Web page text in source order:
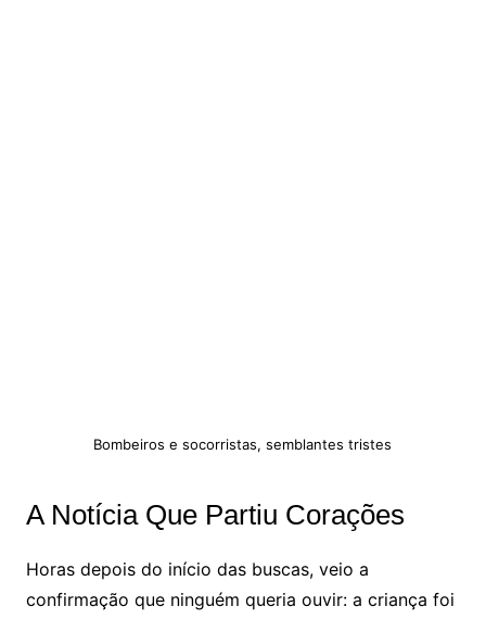
Bombeiros e socorristas, semblantes tristes
A Notícia Que Partiu Corações
Horas depois do início das buscas, veio a
confirmação que ninguém queria ouvir: a criança foi